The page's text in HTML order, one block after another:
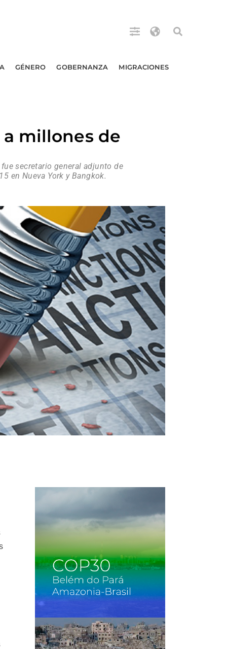
GÉNERO GOBERNANZA MIGRACIONES
a millones de
secretario general adjunto de
en Nueva York y Bangkok.